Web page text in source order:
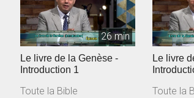
26 min
Le livre de la Genèse -
Introduction 1
Toute la Bible
Le livre
Toute la